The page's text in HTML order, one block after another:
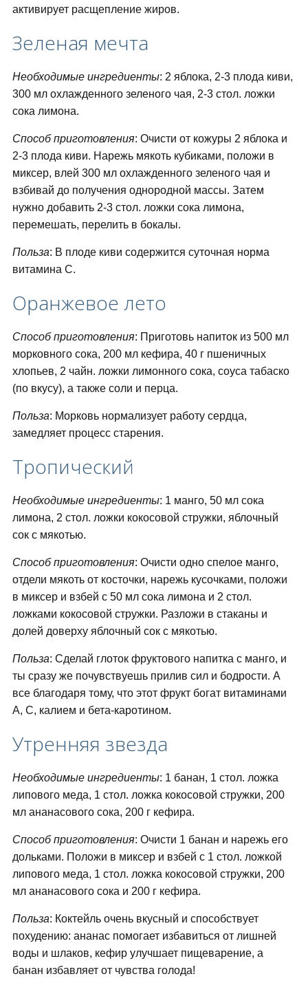
активирует расщепление жиров.
Зеленая мечта
Необходимые ингредиенты: 2 яблока, 2-3 плода киви,
300 мл охлажденного зеленого чая, 2-3 стол. ложки
сока лимона.
Способ приготовления: Очисти от кожуры 2 яблока и
2-3 плода киви. Нарежь мякоть кубиками, положи в
миксер, влей 300 мл охлажденного зеленого чая и
взбивай до получения однородной массы. Затем
нужно добавить 2-3 стол. ложки сока лимона,
перемешать, перелить в бокалы.
Польза: В плоде киви содержится суточная норма
витамина С.
Оранжевое лето
Способ приготовления: Приготовь напиток из 500 мл
морковного сока, 200 мл кефира, 40 г пшеничных
хлопьев, 2 чайн. ложки лимонного сока, соуса табаско
(по вкусу), а также соли и перца.
Польза: Морковь нормализует работу сердца,
замедляет процесс старения.
Тропический
Необходимые ингредиенты: 1 манго, 50 мл сока
лимона, 2 стол. ложки кокосовой стружки, яблочный
сок с мякотью.
Способ приготовления: Очисти одно спелое манго,
отдели мякоть от косточки, нарежь кусочками, положи
в миксер и взбей с 50 мл сока лимона и 2 стол.
ложками кокосовой стружки. Разложи в стаканы и
долей доверху яблочный сок с мякотью.
Польза: Сделай глоток фруктового напитка с манго, и
ты сразу же почувствуешь прилив сил и бодрости. А
все благодаря тому, что этот фрукт богат витаминами
А, С, калием и бета-каротином.
Утренняя звезда
Необходимые ингредиенты: 1 банан, 1 стол. ложка
липового меда, 1 стол. ложка кокосовой стружки, 200
мл ананасового сока, 200 г кефира.
Способ приготовления: Очисти 1 банан и нарежь его
дольками. Положи в миксер и взбей с 1 стол. ложкой
липового меда, 1 стол. ложка кокосовой стружки, 200
мл ананасового сока и 200 г кефира.
Польза: Коктейль очень вкусный и способствует
похудению: ананас помогает избавиться от лишней
воды и шлаков, кефир улучшает пищеварение, а
банан избавляет от чувства голода!